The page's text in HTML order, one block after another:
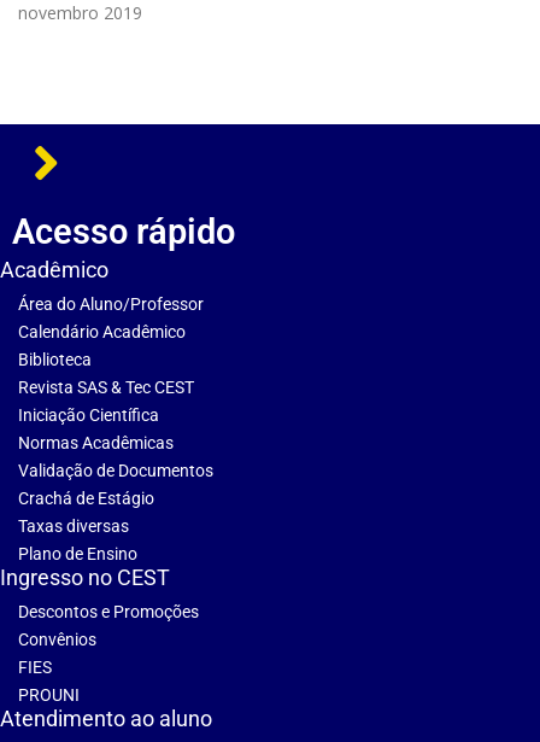
novembro 2019
Acesso rápido
Acadêmico
Área do Aluno/Professor
Calendário Acadêmico
Biblioteca
Revista SAS & Tec CEST
Iniciação Científica
Normas Acadêmicas
Validação de Documentos
Crachá de Estágio
Taxas diversas
Plano de Ensino
Ingresso no CEST
Descontos e Promoções
Convênios
FIES
PROUNI
Atendimento ao aluno